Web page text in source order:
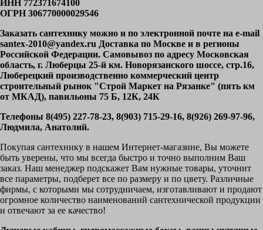
ИНН 772371674100
ОГРН 306770000029546
Заказать сантехнику можно и по электронной почте на e-mail
santex-2010@yandex.ru Доставка по Москве и в регионы
Российской Федерации. Самовывоз по адресу Московская
область, г. Люберцы 25-й км. Новорязанского шоссе, стр.16,
Люберецкий производственно коммерческий центр
строительный рынок "Строй Маркет на Рязанке" (пять км
от МКАД), павильоны 75 Б, 12К, 24К
Телефоны 8(495) 227-78-23, 8(903) 715-29-16, 8(926) 269-97-96,
Людмила, Анатолий.
Покупая сантехнику в нашем Интернет-магазине, Вы можете
быть уверены, что мы всегда быстро и точно выполним Ваш
заказ. Наш менеджер подскажет Вам нужные товары, уточнит
все параметры, подберет все по размеру и по цвету. Различные
фирмы, с которыми мы сотрудничаем, изготавливают и продают
огромное количество наименований сантехнической продукции
и отвечают за ее качество!